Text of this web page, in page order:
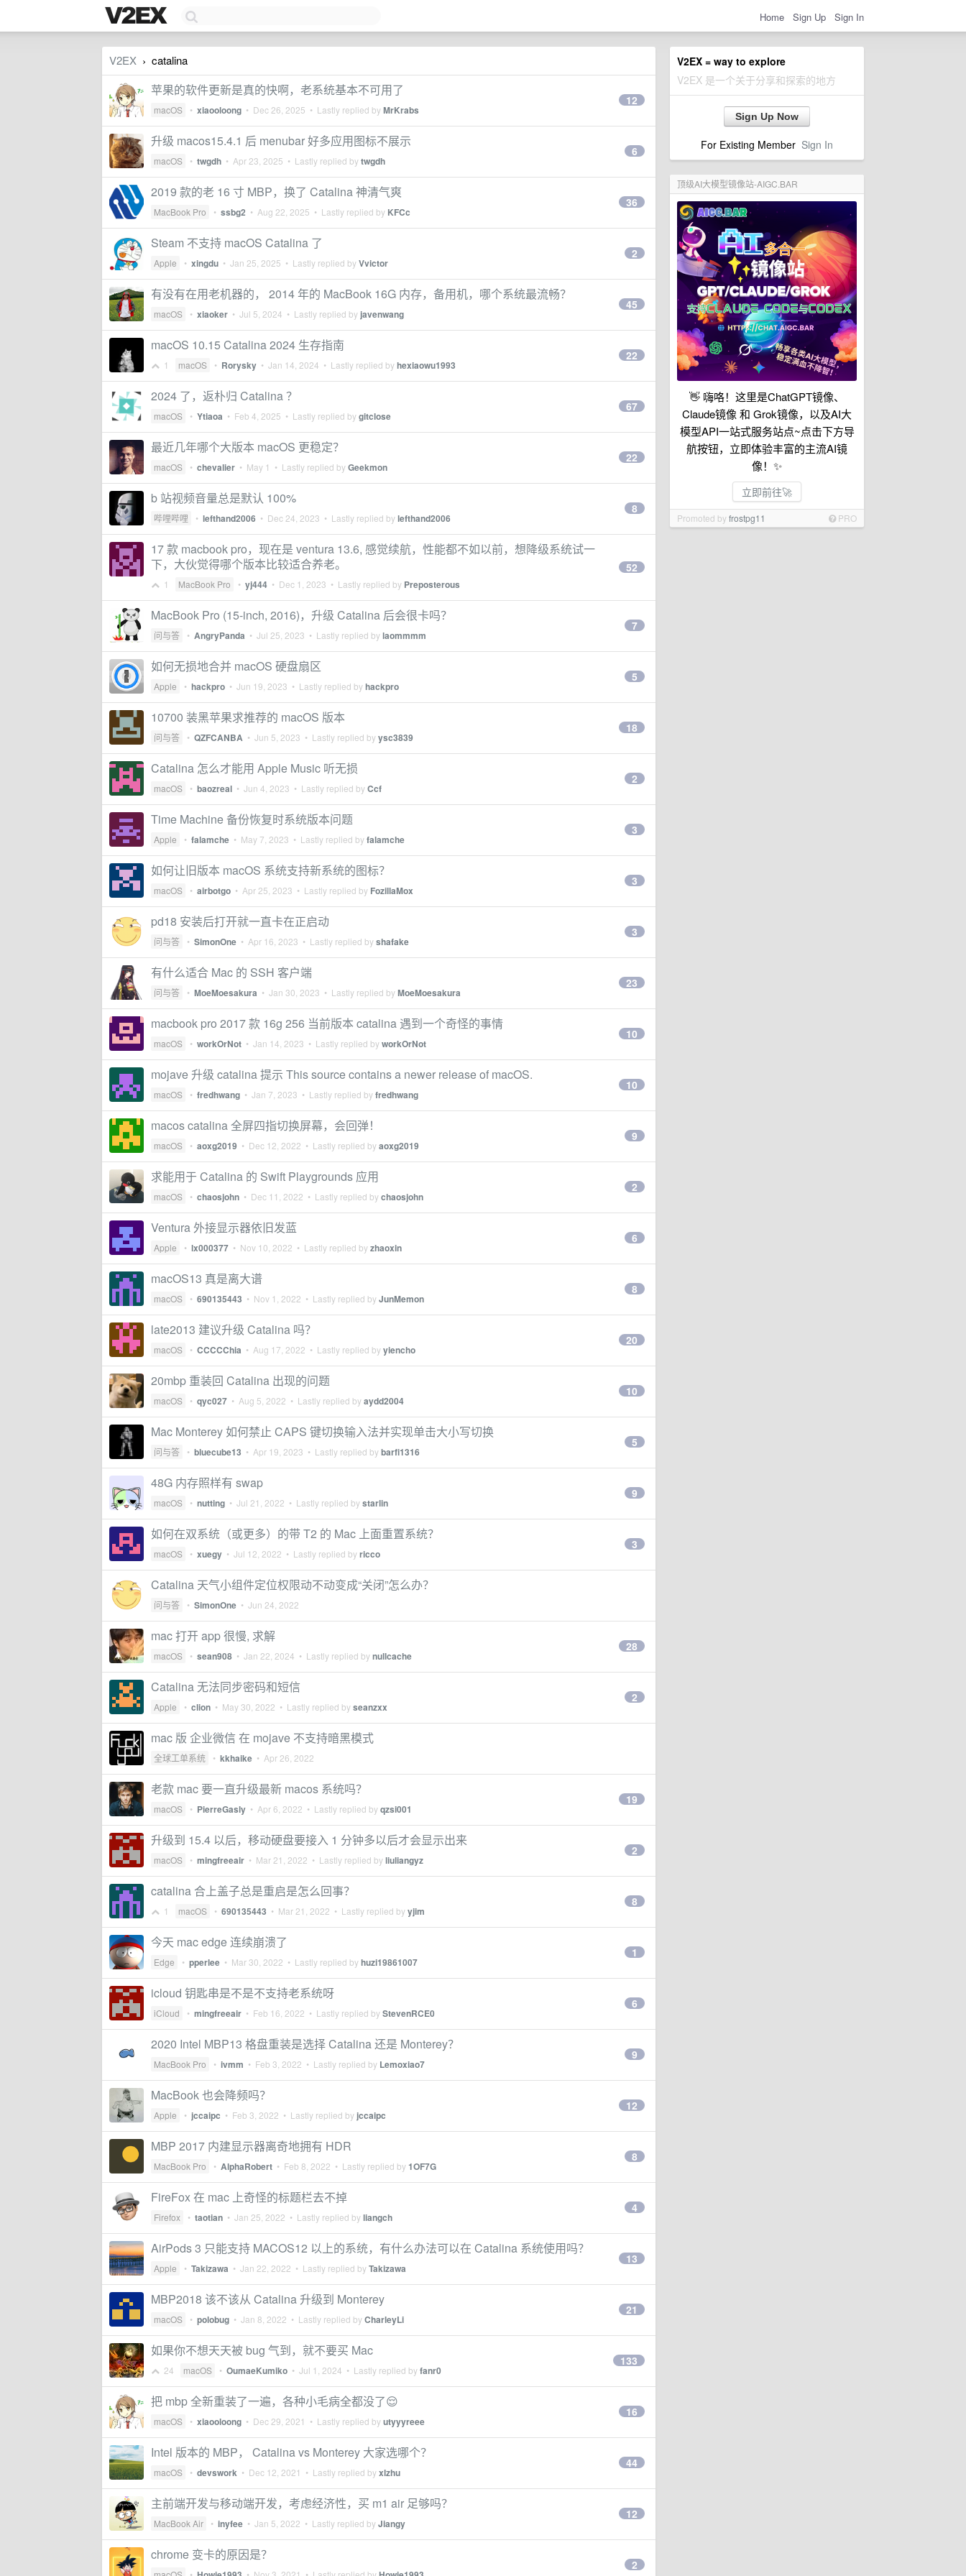
Home Sign Up Sign In
V2EX = way to explore
V2EX 是一个关于分享和探索的地方
Sign Up Now
For Existing Member Sign In
顶级AI大模型镜像站-AIGC.BAR
👋 嗨咯！这里是ChatGPT镜像、
Claude镜像 和 Grok镜像，以及AI大
模型API一站式服务站点~点击下方导
航按钮，立即体验丰富的主流AI镜
像！✨
立即前往🚀
Promoted byfrostpg11 PRO
V2EX › catalina
苹果的软件更新是真的快啊，老系统基本不可用了
macOS • xiaooloong • Dec 26, 2025 • Lastly replied byMrKrabs
12
升级 macos15.4.1 后 menubar 好多应用图标不展示
macOS • twgdh • Apr 23, 2025 • Lastly replied bytwgdh
6
2019 款的老 16 寸 MBP，换了 Catalina 神清气爽
MacBook Pro • ssbg2 • Aug 22, 2025 • Lastly replied by KFCc
36
Steam 不支持 macOS Catalina 了
Apple • xingdu • Jan 25, 2025 • Lastly replied byVvictor
2
有没有在用老机器的， 2014 年的 MacBook 16G 内存，备用机，哪个系统最流畅？
macOS • xiaoker • Jul 5, 2024 • Lastly replied by javenwang
45
macOS 10.15 Catalina 2024 生存指南
1 macOS • Rorysky • Jan 14, 2024 • Lastly replied byhexiaowu1993
22
2024 了，返朴归 Catalina ？
macOS • Ytiaoa • Feb 4, 2025 • Lastly replied bygitclose
67
最近几年哪个大版本 macOS 更稳定？
macOS • chevalier • May 1 • Lastly replied byGeekmon
22
b 站视频音量总是默认 100%
哔哩哔哩 • lefthand2006 • Dec 24, 2023 • Lastly replied bylefthand2006
8
17 款 macbook pro，现在是 ventura 13.6, 感觉续航，性能都不如以前，想降级系统试一
下，大伙觉得哪个版本比较适合养老。
1 MacBook Pro • yj444 • Dec 1, 2023 • Lastly replied by Preposterous
52
MacBook Pro (15-inch, 2016)，升级 Catalina 后会很卡吗？
问与答 • AngryPanda • Jul 25, 2023 • Lastly replied bylaommmm
7
如何无损地合并 macOS 硬盘扇区
Apple • hackpro • Jun 19, 2023 • Lastly replied byhackpro
5
10700 装黑苹果求推荐的 macOS 版本
问与答 • QZFCANBA • Jun 5, 2023 • Lastly replied byysc3839
18
Catalina 怎么才能用 Apple Music 听无损
macOS • baozreal • Jun 4, 2023 • Lastly replied byCcf
2
Time Machine 备份恢复时系统版本问题
Apple • falamche • May 7, 2023 • Lastly replied byfalamche
3
如何让旧版本 macOS 系统支持新系统的图标？
macOS • airbotgo • Apr 25, 2023 • Lastly replied by FozillaMox
3
pd18 安装后打开就一直卡在正启动
问与答 • SimonOne • Apr 16, 2023 • Lastly replied byshafake
3
有什么适合 Mac 的 SSH 客户端
问与答 • MoeMoesakura • Jan 30, 2023 • Lastly replied byMoeMoesakura
23
macbook pro 2017 款 16g 256 当前版本 catalina 遇到一个奇怪的事情
macOS • workOrNot • Jan 14, 2023 • Lastly replied byworkOrNot
10
mojave 升级 catalina 提示 This source contains a newer release of macOS.
macOS • fredhwang • Jan 7, 2023 • Lastly replied byfredhwang
10
macos catalina 全屏四指切换屏幕，会回弹！
macOS • aoxg2019 • Dec 12, 2022 • Lastly replied byaoxg2019
9
求能用于 Catalina 的 Swift Playgrounds 应用
macOS • chaosjohn • Dec 11, 2022 • Lastly replied bychaosjohn
2
Ventura 外接显示器依旧发蓝
Apple • lx000377 • Nov 10, 2022 • Lastly replied byzhaoxin
6
macOS13 真是离大谱
macOS • 690135443 • Nov 1, 2022 • Lastly replied byJunMemon
8
late2013 建议升级 Catalina 吗？
macOS • CCCCChia • Aug 17, 2022 • Lastly replied byyiencho
20
20mbp 重装回 Catalina 出现的问题
macOS • qyc027 • Aug 5, 2022 • Lastly replied byaydd2004
10
Mac Monterey 如何禁止 CAPS 键切换输入法并实现单击大小写切换
问与答 • bluecube13 • Apr 19, 2023 • Lastly replied bybarfi1316
5
48G 内存照样有 swap
macOS • nutting • Jul 21, 2022 • Lastly replied bystarlin
9
如何在双系统（或更多）的带 T2 的 Mac 上面重置系统？
macOS • xuegy • Jul 12, 2022 • Lastly replied byricco
3
Catalina 天气小组件定位权限动不动变成“关闭”怎么办？
问与答 • SimonOne • Jun 24, 2022
mac 打开 app 很慢, 求解
macOS • sean908 • Jan 22, 2024 • Lastly replied bynullcache
28
Catalina 无法同步密码和短信
Apple • clion • May 30, 2022 • Lastly replied byseanzxx
2
mac 版 企业微信 在 mojave 不支持暗黑模式
全球工单系统 • kkhaike • Apr 26, 2022
老款 mac 要一直升级最新 macos 系统吗？
macOS • PierreGasly • Apr 6, 2022 • Lastly replied byqzsi001
19
升级到 15.4 以后，移动硬盘要接入 1 分钟多以后才会显示出来
macOS • mingfreeair • Mar 21, 2022 • Lastly replied byliuliangyz
2
catalina 合上盖子总是重启是怎么回事？
1 macOS • 690135443 • Mar 21, 2022 • Lastly replied byyjim
8
今天 mac edge 连续崩溃了
Edge • pperlee • Mar 30, 2022 • Lastly replied byhuzi19861007
1
icloud 钥匙串是不是不支持老系统呀
iCloud • mingfreeair • Feb 16, 2022 • Lastly replied byStevenRCE0
6
2020 Intel MBP13 格盘重装是选择 Catalina 还是 Monterey？
MacBook Pro • ivmm • Feb 3, 2022 • Lastly replied by Lemoxiao7
9
MacBook 也会降频吗？
Apple • jccaipc • Feb 3, 2022 • Lastly replied by jccaipc
12
MBP 2017 内建显示器离奇地拥有 HDR
MacBook Pro • AlphaRobert • Feb 8, 2022 • Lastly replied by1OF7G
8
FireFox 在 mac 上奇怪的标题栏去不掉
Firefox • taotian • Jan 25, 2022 • Lastly replied byliangch
4
AirPods 3 只能支持 MACOS12 以上的系统，有什么办法可以在 Catalina 系统使用吗？
Apple • Takizawa • Jan 22, 2022 • Lastly replied byTakizawa
13
MBP2018 该不该从 Catalina 升级到 Monterey
macOS • polobug • Jan 8, 2022 • Lastly replied byCharleyLi
21
如果你不想天天被 bug 气到，就不要买 Mac
24 macOS • OumaeKumiko • Jul 1, 2024 • Lastly replied byfanr0
133
把 mbp 全新重装了一遍，各种小毛病全都没了😌
macOS • xiaooloong • Dec 29, 2021 • Lastly replied byutyyyreee
16
Intel 版本的 MBP， Catalina vs Monterey 大家选哪个？
macOS • devswork • Dec 12, 2021 • Lastly replied byxlzhu
44
主前端开发与移动端开发，考虑经济性，买 m1 air 足够吗？
MacBook Air • inyfee • Jan 5, 2022 • Lastly replied byJiangy
12
chrome 变卡的原因是？
2